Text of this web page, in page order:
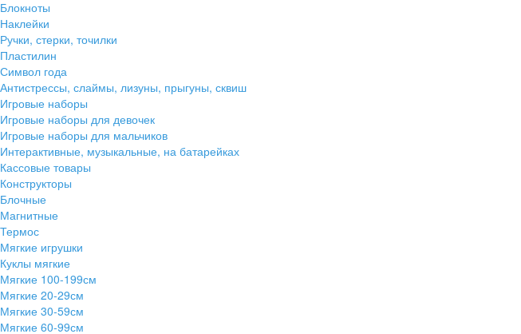
Блокноты
Наклейки
Ручки, стерки, точилки
Пластилин
Символ года
Антистрессы, слаймы, лизуны, прыгуны, сквиш
Игровые наборы
Игровые наборы для девочек
Игровые наборы для мальчиков
Интерактивные, музыкальные, на батарейках
Кассовые товары
Конструкторы
Блочные
Магнитные
Термос
Мягкие игрушки
Куклы мягкие
Мягкие 100-199см
Мягкие 20-29см
Мягкие 30-59см
Мягкие 60-99см